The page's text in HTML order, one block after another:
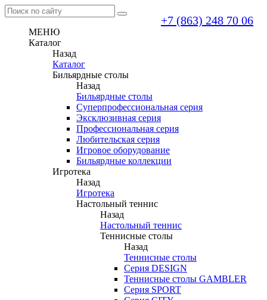
+7 (863) 248 70 06
МЕНЮ
Каталог
Назад
Каталог
Бильярдные столы
Назад
Бильярдные столы
Суперпрофессиональная серия
Эксклюзивная серия
Профессиональная серия
Любительская серия
Игровое оборудование
Бильярдные коллекции
Игротека
Назад
Игротека
Настольный теннис
Назад
Настольный теннис
Теннисные столы
Назад
Теннисные столы
Серия DESIGN
Теннисные столы GAMBLER
Серия SPORT